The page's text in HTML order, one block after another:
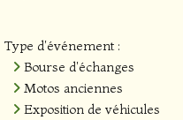
Type d'événement :
Bourse d'échanges
Motos anciennes
Exposition de véhicules